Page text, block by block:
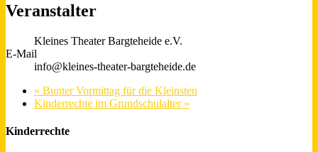
Veranstalter
Kleines Theater Bargteheide e.V.
E-Mail
info@kleines-theater-bargteheide.de
« Bunter Vormittag für die Kleinsten
Kinderrechte im Grundschulalter »
Kinderrechte